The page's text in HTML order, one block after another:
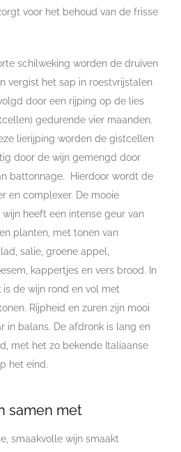
voor het behoud van de frisse
schilweking worden de druiven
vergist het sap in roestvrijstalen
door een rijping op de lies
gedurende vier maanden.
lierijping worden de gistcellen
door de wijn gemengd door
battonnage. Hierdoor wordt de
en complexer. De mooie
heeft een intense geur van
planten, met tonen van
salie, groene appel,
kappertjes en vers brood. In
is de wijn rond en vol met
Rijpheid en zuren zijn mooi
in balans. De afdronk is lang en
met het zo bekende Italiaanse
het eind.
samen met
smaakvolle wijn smaakt